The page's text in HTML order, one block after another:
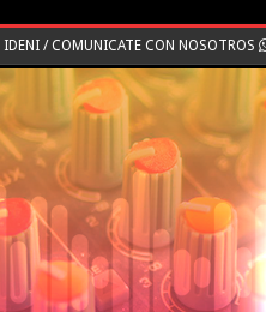
/ COMUNICATE CON NOSOTROS